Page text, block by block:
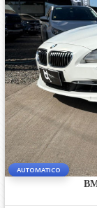
AUTOMATICO